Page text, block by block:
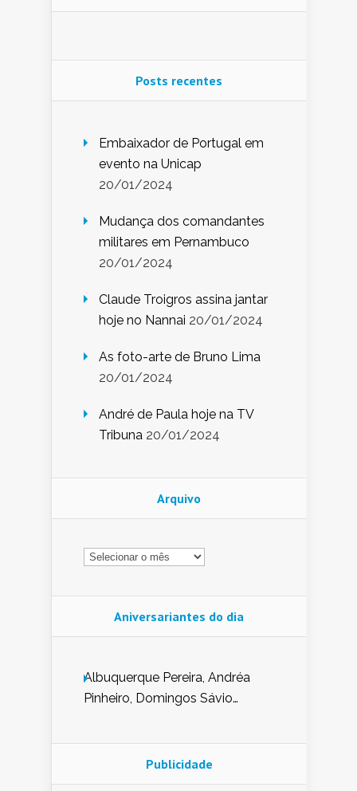
Posts recentes
Embaixador de Portugal em
evento na Unicap
20/01/2024
Mudança dos comandantes
militares em Pernambuco
20/01/2024
Claude Troigros assina jantar
hoje no Nannai 20/01/2024
As foto-arte de Bruno Lima
20/01/2024
André de Paula hoje na TV
Tribuna 20/01/2024
Arquivo
Arquivo
Aniversariantes do dia
Albuquerque Pereira, Andréa
Pinheiro, Domingos Sávio
Nunes de Sena, Fátima Peixoto,
Glória Pereira, Kátia Mesel,
Publicidade